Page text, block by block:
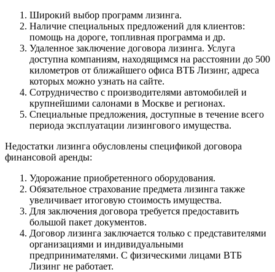
Широкий выбор программ лизинга.
Наличие специальных предложений для клиентов:
помощь на дороге, топливная программа и др.
Удаленное заключение договора лизинга. Услуга
доступна компаниям, находящимся на расстоянии до 500
километров от ближайшего офиса ВТБ Лизинг, адреса
которых можно узнать на сайте.
Сотрудничество с производителями автомобилей и
крупнейшими салонами в Москве и регионах.
Специальные предложения, доступные в течение всего
периода эксплуатации лизингового имущества.
Недостатки лизинга обусловлены спецификой договора
финансовой аренды:
Удорожание приобретенного оборудования.
Обязательное страхование предмета лизинга также
увеличивает итоговую стоимость имущества.
Для заключения договора требуется предоставить
большой пакет документов.
Договор лизинга заключается только с представителями
организациями и индивидуальными
предпринимателями. С физическими лицами ВТБ
Лизинг не работает.